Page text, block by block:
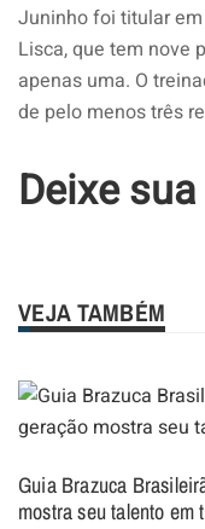
Juninho foi titular
Lisca, que tem nove
apenas uma. O
de pelo menos três
Deixe
VEJA TAMBÉM
Guia Brazuca
mostra seu talento em